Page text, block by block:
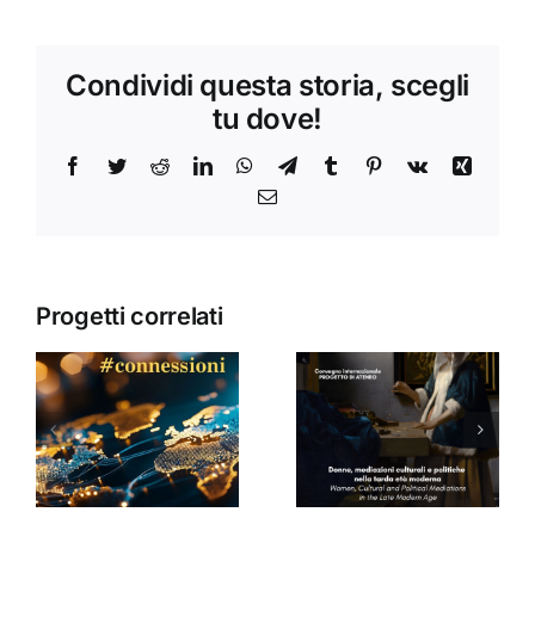
Condividi questa storia, scegli
tu dove!
Facebook
TwitterRedditLinkedInWhatsApp
TelegramTumblr Pinterest
Vk
Xing
Email
Progetti correlati
Donne,
mediazioni
culturali e
politiche
nella tarda
Seminario
di Arabella
Sinclair